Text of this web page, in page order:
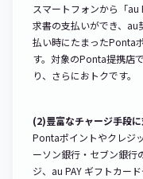
スマートフォンから「au
求書の支払いができ、au
払い時にたまったPonta
す。対象のPonta提携店
り、さらにおトクです。
(2)豊富なチャージ手段
Pontaポイントやクレジ
ーソン銀行・セブン銀行
ジ、au PAY ギフトカー